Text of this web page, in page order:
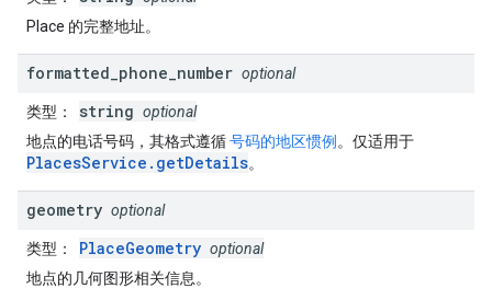
Place 的完整地址。
formatted phone number optional
类型 ： string optional
地点的电话号码，其格式遵循号码的地区惯例 。仅适用于
PlacesService.getDetails。
geometry optional
类型 ： PlaceGeometry optional
地点的几何图形相关信息。